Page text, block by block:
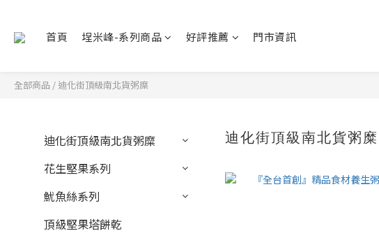
首頁 埕米峰-系列商品 好評推薦 門市資訊
全部商品 / 迪化街頂級南北貨粥糜
迪化街頂級南北貨粥糜
花生堅果系列
魷魚絲系列
頂級堅果塔餅乾
迪化街頂級南北貨粥糜